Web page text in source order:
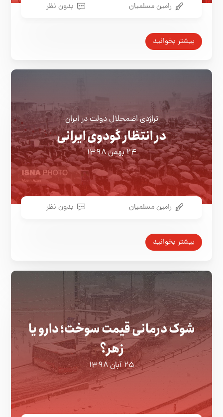
رامین مسلمیان بدون نظر
بیشتر بخوانید
تراژدی اضمحلال دولت در ایران
در انتظار گودوی ایرانی
۲۴ بهمن ۱۳۹۸
رامین مسلمیان بدون نظر
بیشتر بخوانید
شوک درمانی قیمت سوخت؛ دارو یا
زهر؟
۲۵ آبان ۱۳۹۸